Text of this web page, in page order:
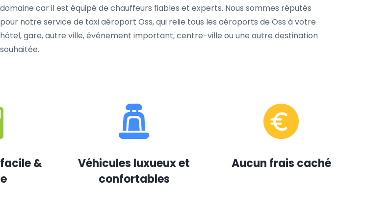
domaine car il est équipé de chauffeurs fiables et experts. Nous sommes réputés
pour notre service de taxi aéroport Oss, qui relie tous les aéroports de Oss à votre
hôtel, gare, autre ville, événement important, centre-ville ou une autre destination
souhaitée.
&
Véhicules luxueux et
confortables
Aucun frais caché